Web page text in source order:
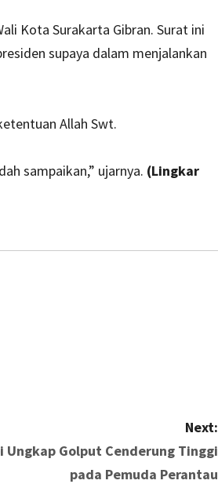
Kota Surakarta Gibran. Surat ini
supaya dalam menjalankan
Allah Swt.
sampaikan,” ujarnya. (Lingkar
Next:
Ungkap Golput Cenderung Tinggi
pada Pemuda Perantau